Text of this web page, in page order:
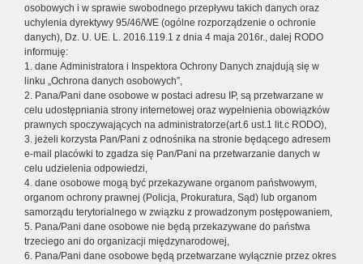
osobowych i w sprawie swobodnego przepływu takich danych oraz
uchylenia dyrektywy 95/46/WE (ogólne rozporządzenie o ochronie
danych), Dz. U. UE. L. 2016.119.1 z dnia 4 maja 2016r., dalej RODO
informuję:
1. dane Administratora i Inspektora Ochrony Danych znajdują się w
linku „Ochrona danych osobowych”,
2. Pana/Pani dane osobowe w postaci adresu IP, są przetwarzane w
celu udostępniania strony internetowej oraz wypełnienia obowiązków
prawnych spoczywających na administratorze(art.6 ust.1 lit.c RODO),
3. jeżeli korzysta Pan/Pani z odnośnika na stronie będącego adresem
e-mail placówki to zgadza się Pan/Pani na przetwarzanie danych w
celu udzielenia odpowiedzi,
4. dane osobowe mogą być przekazywane organom państwowym,
organom ochrony prawnej (Policja, Prokuratura, Sąd) lub organom
samorządu terytorialnego w związku z prowadzonym postępowaniem,
5. Pana/Pani dane osobowe nie będą przekazywane do państwa
trzeciego ani do organizacji międzynarodowej,
6. Pana/Pani dane osobowe będą przetwarzane wyłącznie przez okres